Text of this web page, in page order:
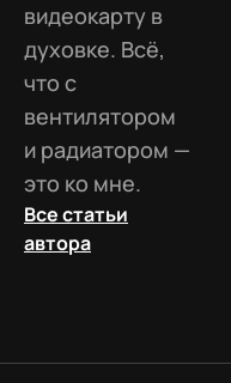
видеокарту в
духовке. Всё,
что с
вентилятором
и радиатором —
это ко мне.
Все статьи
автора